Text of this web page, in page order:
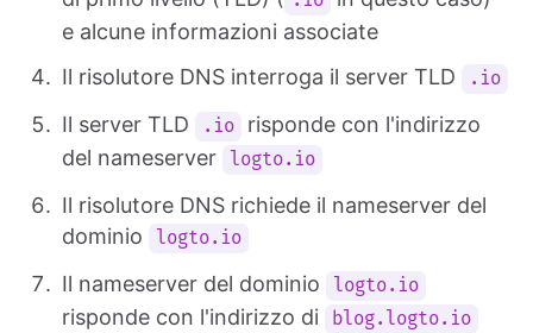
e alcune informazioni associate
Il risolutore DNS interroga il server TLD
.io
Il server TLD .io
risponde con l'indirizzo
del nameserver
logto.io
Il risolutore DNS richiede il nameserver del
dominio
logto.io
Il nameserver del dominio logto.io
risponde con l'indirizzo di blog.logto.io